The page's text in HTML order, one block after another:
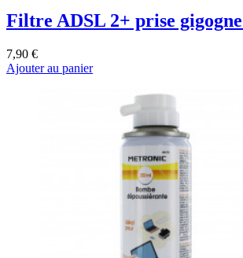
Filtre ADSL 2+ prise
7,90 €
Ajouter au panier